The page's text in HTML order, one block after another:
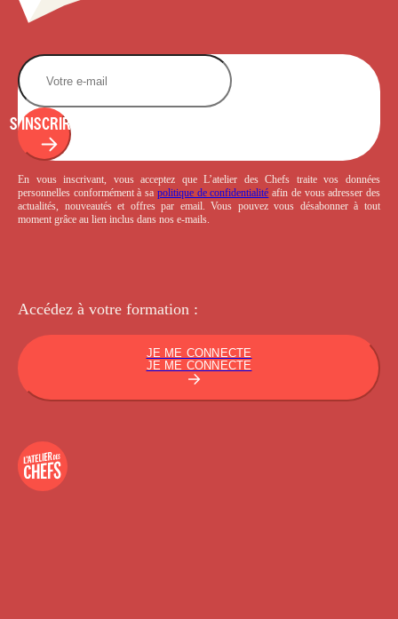
S'INSCRIRE
En vous inscrivant, vous acceptez que L’atelier des Chefs traite vos données
personnelles conformément à sa politique de confidentialité afin de vous adresser des
actualités, nouveautés et offres par email. Vous pouvez vous désabonner à tout
moment grâce au lien inclus dans nos e-mails.
Accédez à votre formation :
JE ME CONNECTE
JE ME CONNECTE